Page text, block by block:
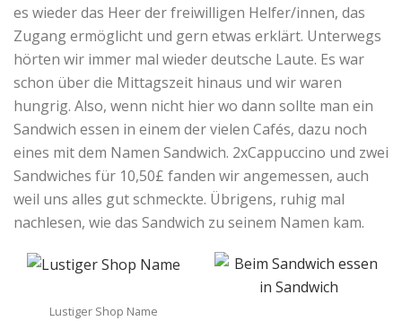
es wieder das Heer der freiwilligen Helfer/innen, das
Zugang ermöglicht und gern etwas erklärt. Unterwegs
hörten wir immer mal wieder deutsche Laute. Es war
schon über die Mittagszeit hinaus und wir waren
hungrig. Also, wenn nicht hier wo dann sollte man ein
Sandwich essen in einem der vielen Cafés, dazu noch
eines mit dem Namen Sandwich. 2xCappuccino und zwei
Sandwiches für 10,50£ fanden wir angemessen, auch
weil uns alles gut schmeckte. Übrigens, ruhig mal
nachlesen, wie das Sandwich zu seinem Namen kam.
Lustiger Shop Name